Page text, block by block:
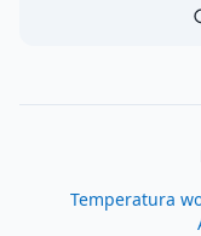
Temperatura